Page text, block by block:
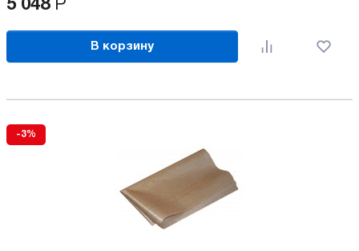
5 048 Р
В корзину
-3%